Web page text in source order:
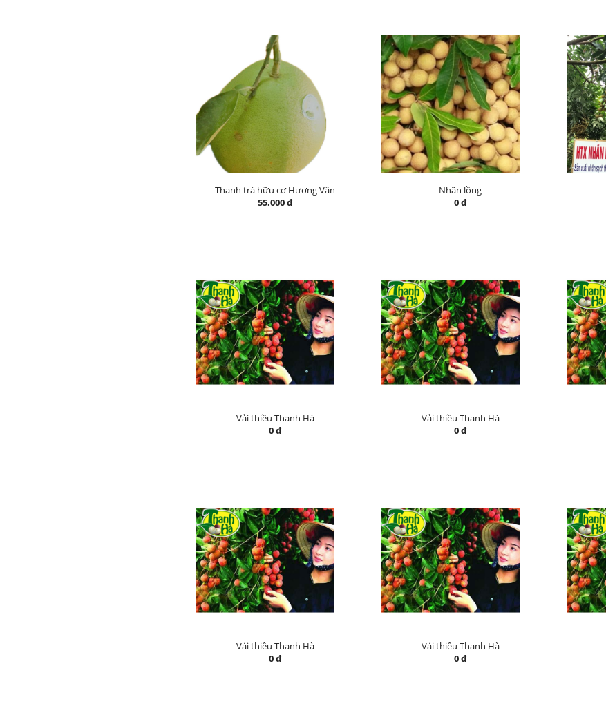
Thanh trà hữu cơ Hương Vân
55.000 đ
Nhãn lồng
0 đ
Vải thiều Thanh Hà
0 đ
Vải thiều Thanh Hà
0 đ
Vải thiều Thanh Hà
0 đ
Vải thiều Thanh Hà
0 đ